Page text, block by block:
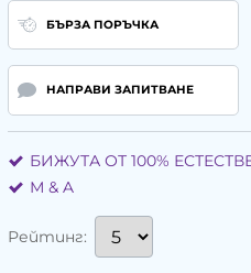
БЪРЗА ПОРЪЧКА
НАПРАВИ ЗАПИТВАНЕ
БИЖУТА ОТ 100%
М & A
Рейтинг: